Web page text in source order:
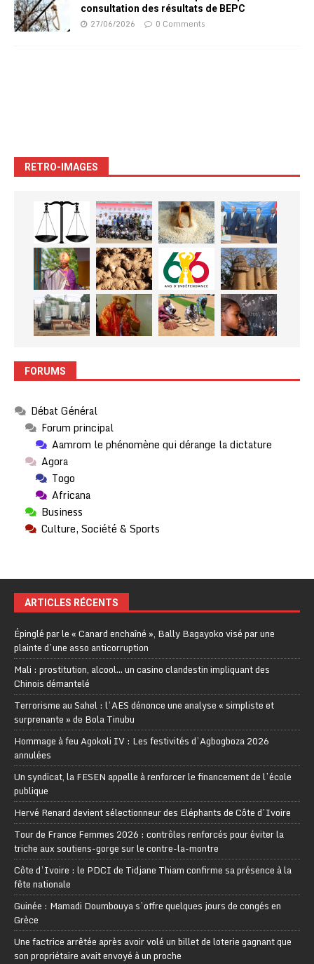
consultation des résultats de BEPC
27/06/2026 0 Comments
RETRO-IMAGES
FORUMS
Débat Général
Forum principal
Aamrom le phénomène qui dérange la dictature
Agora
Togo
Africana
Business
Culture, Société & Sports
ARTICLES RÉCENTS
Épinglé par le « Canard enchaîné », Bally Bagayoko visé par une
plainte d’une asso anticorruption
Mali : prostitution, alcool… un casino clandestin impliquant des
Chinois démantelé
Terrorisme au Sahel : l’AES dénonce une analyse « simpliste et
surprenante » de Bola Tinubu
Hommage à feu Agokoli IV : Les festivités d’Agbogboza 2026
annulées
Un syndicat, la FESEN appelle à renforcer le financement de l’école
publique
Hervé Renard devient sélectionneur des Eléphants de Côte d’Ivoire
Tour de France Femmes 2026 : contrôles renforcés pour éviter la
triche aux soutiens-gorge sur le contre-la-montre
Côte d’Ivoire : le PDCI de Tidjane Thiam confirme sa présence à la
fête nationale
Guinée : Mamadi Doumbouya s’offre quelques jours de congés en
Grèce
Une factrice arrêtée après avoir volé un billet de loterie gagnant que
son propriétaire avait envoyé à un proche